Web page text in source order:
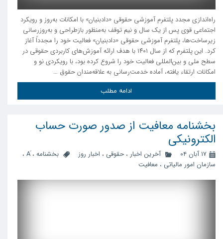
راه‌اندازی مجدد پلتفرم آموزشی حقوقی «دادبنیان» با امکانات به‌روز و رویکرد
اجتماعی قوی پس از یک سال و نیم توقف به‌منظور بازطراحی و به‌روزرسانی
زیرساخت‌ها، پلتفرم آموزشی حقوقی «دادبنیان» فعالیت خود را مجدداً آغاز
کرد. این پلتفرم که از سال ۱۴۰۱ با هدف ارائه آموزش‌های کاربردی حقوقی در
سطح ملی و بین‌المللی فعالیت خود را شروع کرده بود، با رویکردی نو و
امکانات ارتقاء یافته، آماده خدمت‌رسانی به علاقه‌مندان حقوق …
ادامه مطلب
بخشنامه معافیت از صدور صورت حساب
الکترونیکی
۱۷ آبان ۰۴ آخرین اخبار ، حقوقی ، اخبار روز بخشنامه ،
،
سازمان امور مالیاتی ، معافیت